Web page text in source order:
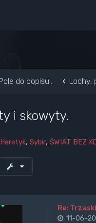
do popisu... Lochy,
i skowyty.
Heretyk, Sybir, ŚWIAT BEZ
Re:
11-06-